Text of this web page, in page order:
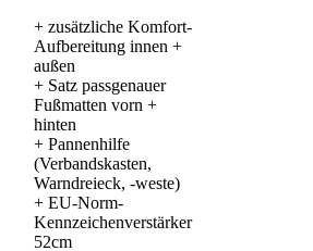
+ zusätzliche Komfort-
Aufbereitung innen +
außen
+ Satz passgenauer
Fußmatten vorn +
hinten
+ Pannenhilfe
(Verbandskasten,
Warndreieck, -weste)
+ EU-Norm-
Kennzeichenverstärker
52cm